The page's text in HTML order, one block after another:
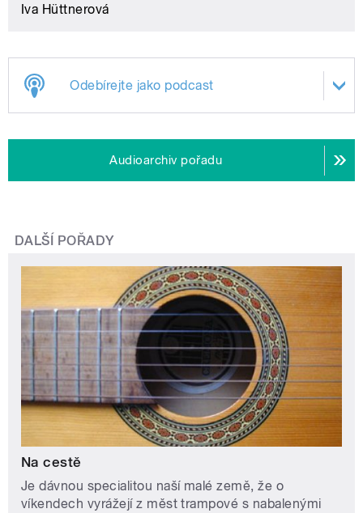
Iva Hüttnerová
Odebírejte jako podcast
Audioarchiv pořadu
DALŠÍ POŘADY
Na cestě
Je dávnou specialitou naší malé země, že o
víkendech vyrážejí z měst trampové s nabalenými